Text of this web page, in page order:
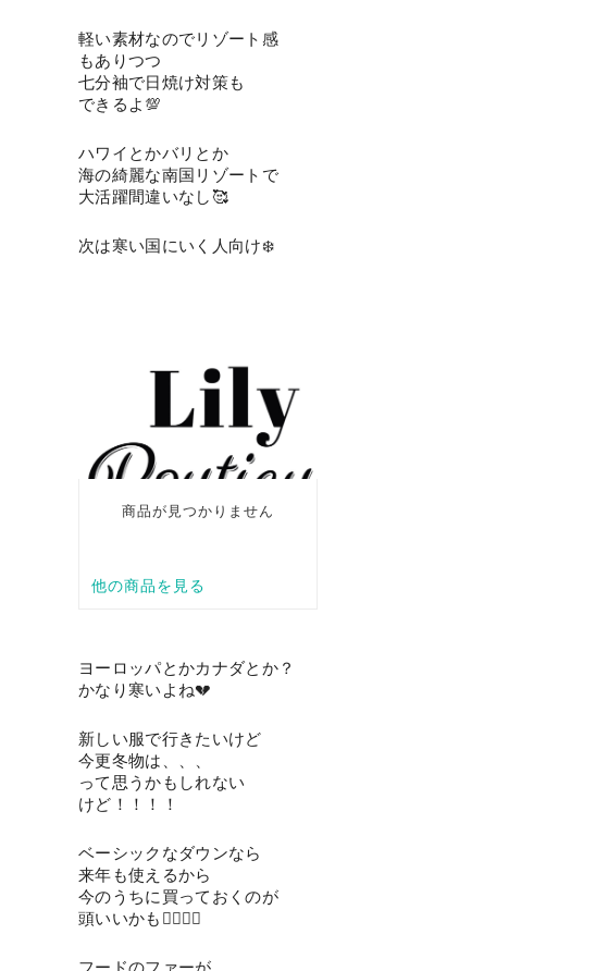
軽い素材なのでリゾート感
もありつつ
七分袖で日焼け対策も
できるよ💯
ハワイとかバリとか
海の綺麗な南国リゾートで
大活躍間違いなし🥰
次は寒い国にいく人向け❄️
ヨーロッパとかカナダとか？
かなり寒いよね💔
新しい服で行きたいけど
今更冬物は、、、
って思うかもしれない
けど！！！！
ベーシックなダウンなら
来年も使えるから
今のうちに買っておくのが
頭いいかも🙆🏻‍♀️✨